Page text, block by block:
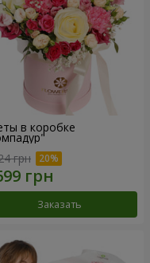
в коробке
грн
Заказать